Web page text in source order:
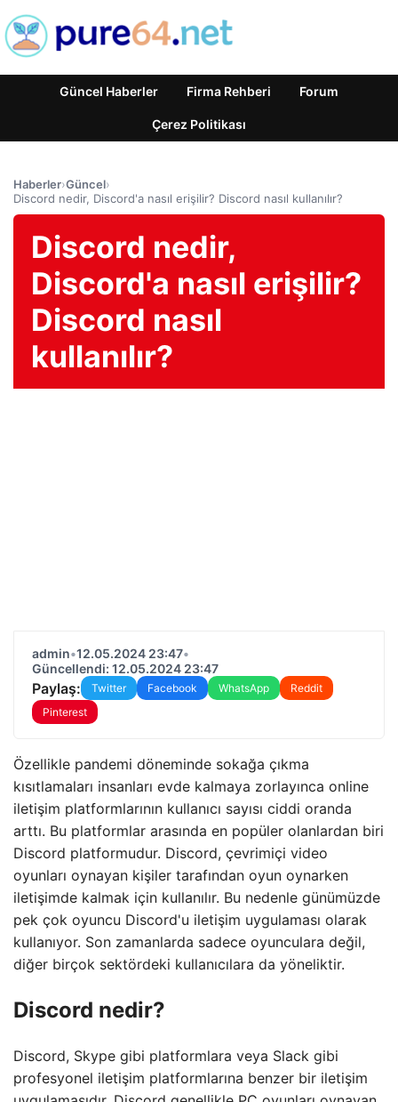
Güncel Haberler Firma Rehberi Forum
Çerez Politikası
Haberler›Güncel›
Discord nedir, Discord'a nasıl erişilir? Discord nasıl kullanılır?
Discord nedir,
Discord'a nasıl erişilir?
Discord nasıl
kullanılır?
admin•12.05.2024 23:47•
Güncellendi: 12.05.2024 23:47
Paylaş: Twitter Facebook WhatsApp
Reddit
Pinterest
Özellikle pandemi döneminde sokağa çıkma
kısıtlamaları insanları evde kalmaya zorlayınca online
iletişim platformlarının kullanıcı sayısı ciddi oranda
arttı. Bu platformlar arasında en popüler olanlardan biri
Discord platformudur. Discord, çevrimiçi video
oyunları oynayan kişiler tarafından oyun oynarken
iletişimde kalmak için kullanılır. Bu nedenle günümüzde
pek çok oyuncu Discord'u iletişim uygulaması olarak
kullanıyor. Son zamanlarda sadece oyunculara değil,
diğer birçok sektördeki kullanıcılara da yöneliktir.
Discord nedir?
Discord, Skype gibi platformlara veya Slack gibi
profesyonel iletişim platformlarına benzer bir iletişim